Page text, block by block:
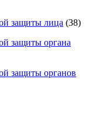
защиты лица (38)
защиты органа
защиты органов